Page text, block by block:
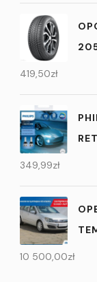
419,50zł
349,99zł
10 500,00zł